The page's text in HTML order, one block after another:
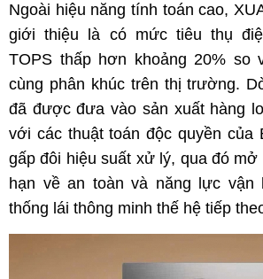
Ngoài hiệu năng tính toán cao,
giới thiệu là có mức tiêu thụ
TOPS thấp hơn khoảng 20% so
cùng phân khúc trên thị trường.
đã được đưa vào sản xuất hàng
với các thuật toán độc quyền của
gấp đôi hiệu suất xử lý, qua đó
hạn về an toàn và năng lực vận
thống lái thông minh thế hệ tiếp